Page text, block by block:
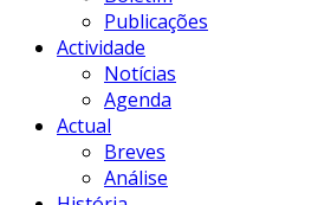
Publicações
Actividade
Notícias
Agenda
Actual
Breves
Análise